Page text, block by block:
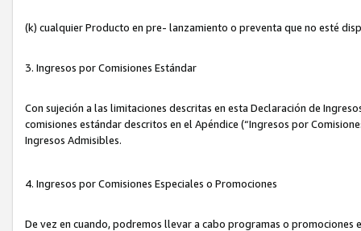
(k) cualquier Producto en pre- lanzamiento o preventa que no esté
3. Ingresos por Comisiones Estándar
Con sujeción a las limitaciones descritas en esta Declaración de
comisiones estándar descritos en el Apéndice (“Ingresos por
Ingresos Admisibles.
4. Ingresos por Comisiones Especiales o Promociones
De vez en cuando, podremos llevar a cabo programas o